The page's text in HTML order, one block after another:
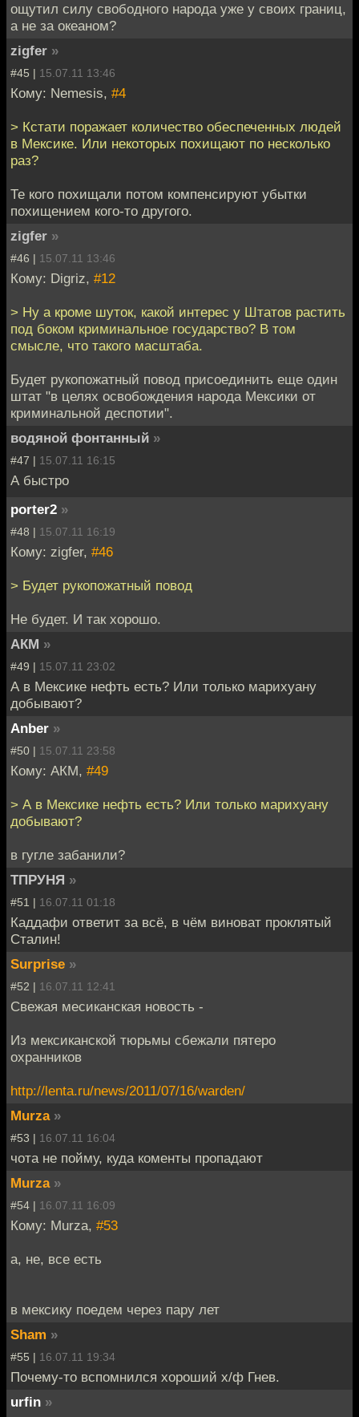
ощутил силу свободного народа уже у своих границ,
а не за океаном?
zigfer »
#45 | 15.07.11 13:46
Кому: Nemesis, #4
> Кстати поражает количество обеспеченных людей
в Мексике. Или некоторых похищают по несколько
раз?
Те кого похищали потом компенсируют убытки
похищением кого-то другого.
zigfer »
#46 | 15.07.11 13:46
Кому: Digriz, #12
> Ну а кроме шуток, какой интерес у Штатов растить
под боком криминальное государство? В том
смысле, что такого масштаба.
Будет рукопожатный повод присоединить еще один
штат "в целях освобождения народа Мексики от
криминальной деспотии".
водяной фонтанный »
#47 | 15.07.11 16:15
А быстро
porter2 »
#48 | 15.07.11 16:19
Кому: zigfer, #46
> Будет рукопожатный повод
Не будет. И так хорошо.
АКМ »
#49 | 15.07.11 23:02
А в Мексике нефть есть? Или только марихуану
добывают?
Anber »
#50 | 15.07.11 23:58
Кому: АКМ, #49
> А в Мексике нефть есть? Или только марихуану
добывают?
в гугле забанили?
ТПРУНЯ »
#51 | 16.07.11 01:18
Каддафи ответит за всё, в чём виноват проклятый
Сталин!
Surprise »
#52 | 16.07.11 12:41
Свежая месиканская новость -
Из мексиканской тюрьмы сбежали пятеро
охранников
http://lenta.ru/news/2011/07/16/warden/
Murza »
#53 | 16.07.11 16:04
чота не пойму, куда коменты пропадают
Murza »
#54 | 16.07.11 16:09
Кому: Murza, #53
а, не, все есть
в мексику поедем через пару лет
Sham »
#55 | 16.07.11 19:34
Почему-то вспомнился хороший х/ф Гнев.
urfin »